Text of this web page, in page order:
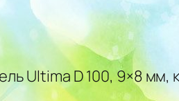
Ultima D 100, 9×8